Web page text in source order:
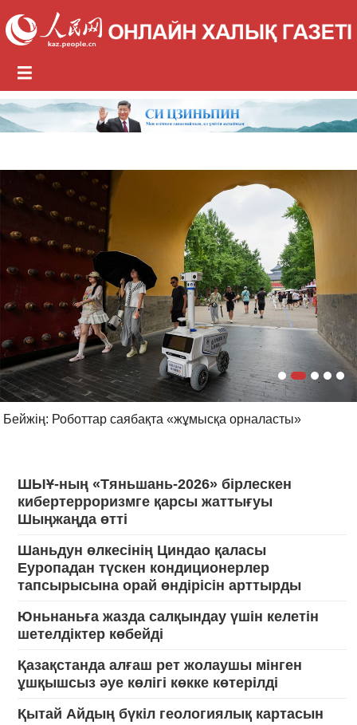
Бейжің: Роботтар саябақта «жұмысқа орналасты»
ШЫҰ-ның «Тяньшань-2026» бірлескен
кибертерроризмге қарсы жаттығуы
Шыңжаңда өтті
Шаньдун өлкесінің Циндао қаласы
Еуропадан түскен кондиционерлер
тапсырысына орай өндірісін арттырды
Юньнаньға жазда салқындау үшін келетін
шетелдіктер көбейді
Қазақстанда алғаш рет жолаушы мінген
ұшқышсыз әуе көлігі көкке көтерілді
Қытай Айдың бүкіл геологиялық картасын